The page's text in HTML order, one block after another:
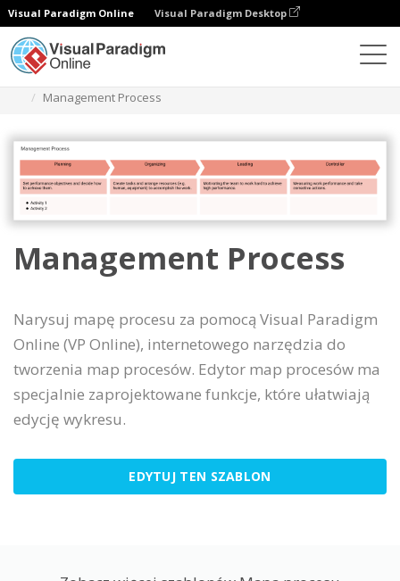
Visual Paradigm Online Visual Paradigm Desktop
Management Process
Management Process
Narysuj mapę procesu za pomocą Visual Paradigm
Online (VP Online), internetowego narzędzia do
tworzenia map procesów. Edytor map procesów ma
specjalnie zaprojektowane funkcje, które ułatwiają
edycję wykresu.
EDYTUJ TEN SZABLON